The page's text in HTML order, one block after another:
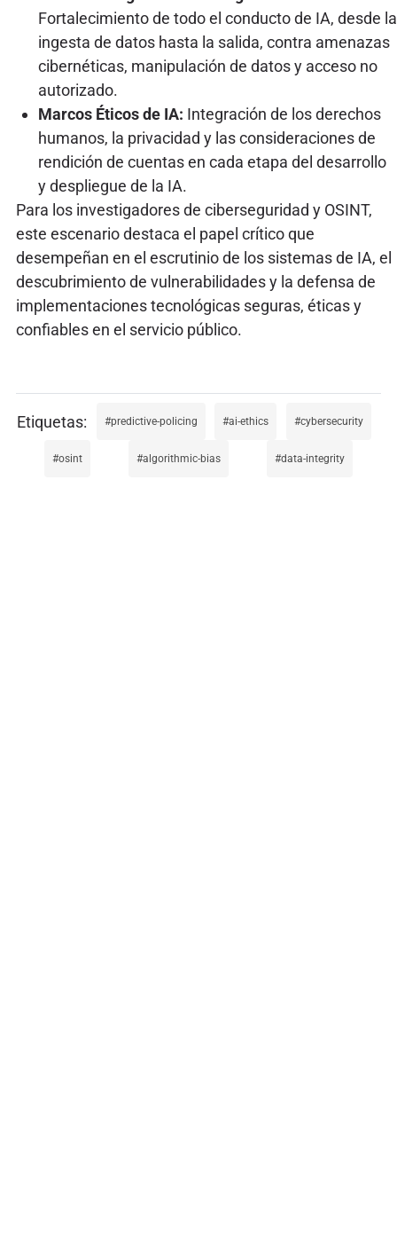
Fortalecimiento de todo el conducto de IA, desde la
ingesta de datos hasta la salida, contra amenazas
cibernéticas, manipulación de datos y acceso no
autorizado.
Marcos Éticos de IA: Integración de los derechos
humanos, la privacidad y las consideraciones de
rendición de cuentas en cada etapa del desarrollo
y despliegue de la IA.
Para los investigadores de ciberseguridad y OSINT,
este escenario destaca el papel crítico que
desempeñan en el escrutinio de los sistemas de IA, el
descubrimiento de vulnerabilidades y la defensa de
implementaciones tecnológicas seguras, éticas y
confiables en el servicio público.
predictive-policing ai-ethics cybersecurity
osint algorithmic-bias data-integrity